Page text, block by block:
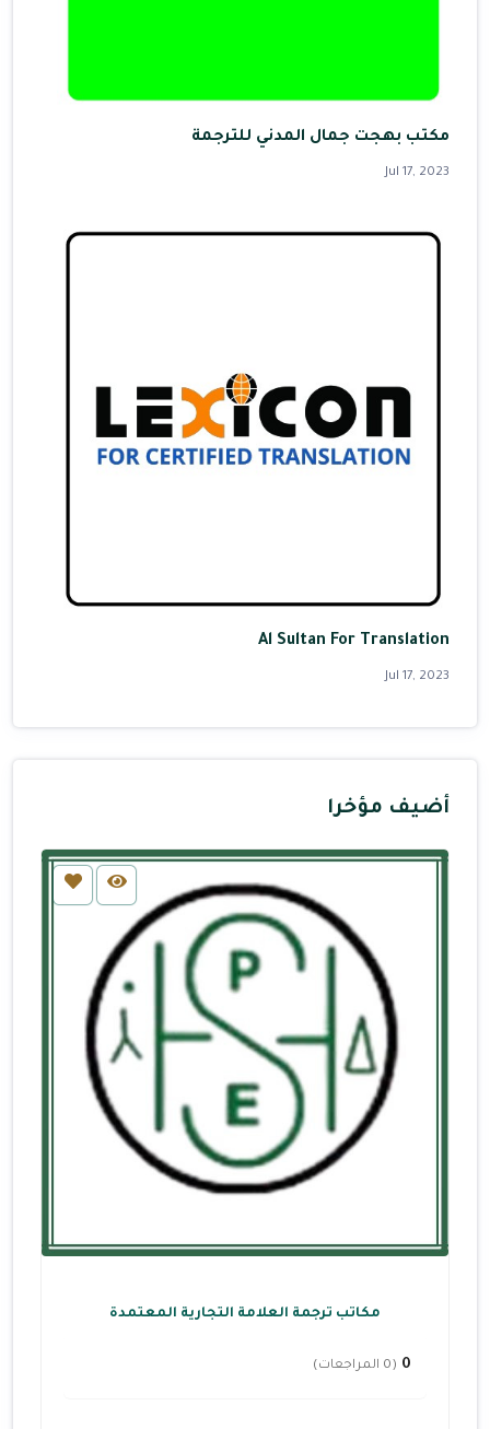
مكتب بهجت جمال المدني للترجمة
Jul 17, 2023
Al Sultan For Translation
Jul 17, 2023
أضيف مؤخرا
مكاتب ترجمة العلامة التجارية المعتمدة
0 (0 المراجعات)